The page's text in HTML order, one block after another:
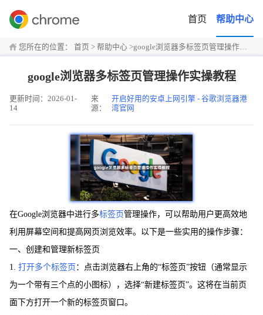
首页 帮助中心
您所在的位置： 首页 > 帮助中心 >google浏览器多标签页管理操作实操教程
google浏览器多标签页管理操作实操教程
更新时间：2026-01-
14
来
源：
开启好用的安卓上网引擎 - 谷歌浏览器港
湾官网
在Google浏览器中进行多标签页管理操作，可以帮助用户更高效地
利用屏幕空间和提高网页浏览效率。以下是一些实用的操作步骤：
一、创建和管理新标签页
1. 打开多个标签页 ：点击浏览器右上角的“标签页”按钮（通常显示
为一个带有三个点的小图标），选择“新建标签页”。这将在当前页
面下方打开一个新的标签页窗口。